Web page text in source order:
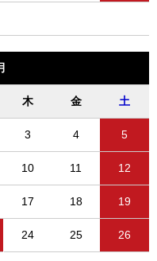
木 金 土
3 4 5
10 11 12
17 18 19
24 25 26